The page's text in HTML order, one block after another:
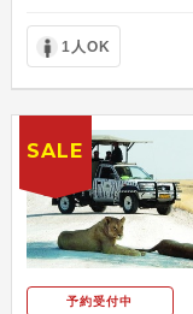
1人OK
予約受付中
SALE